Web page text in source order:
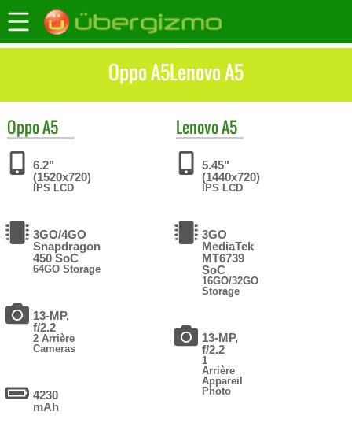
Oppo A5Lenovo A5
OppoA5
6.2"
(1520x720)
IPS LCD
3GO/4GO
Snapdragon
450 SoC
64GO Storage
13-MP,
f/2.2
2 Arrière
Cameras
4230
mAh
LenovoA5
5.45"
(1440x720)
IPS LCD
3GO
MediaTek
MT6739
SoC
16GO/32GO
Storage
13-MP,
f/2.2
1
Arrière
Appareil
Photo